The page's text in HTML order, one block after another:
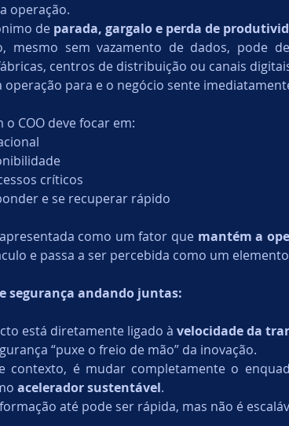
operação.
de parada, gargalo e perda de
mesmo sem vazamento de dados, pode
centros de distribuição ou canais
operação para e o negócio sente
o COO deve focar em:
críticos
e se recuperar rápido
como um fator que mantém a
e passa a ser percebida como um
segurança andando juntas:
está diretamente ligado à velocidade da
“puxe o freio de mão” da inovação.
contexto, é mudar completamente o
acelerador sustentável.
até pode ser rápida, mas não é